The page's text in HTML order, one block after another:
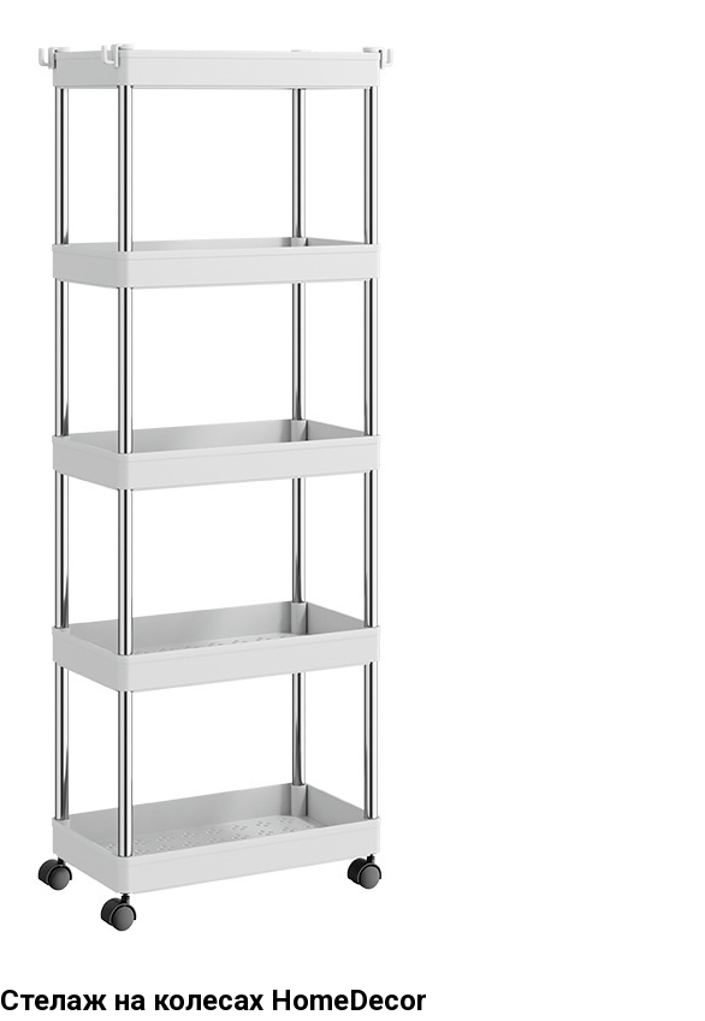
Стелаж на колесах HomeDecor